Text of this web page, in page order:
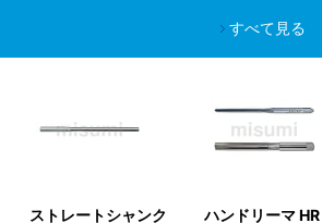
すべて見る
ストレートシャンク ハンドリーマ HR